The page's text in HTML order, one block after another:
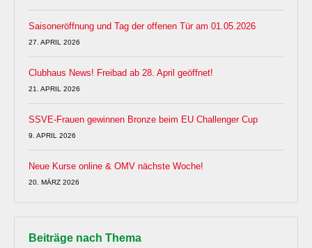
Saisoneröffnung und Tag der offenen Tür am 01.05.2026
27. APRIL 2026
Clubhaus News! Freibad ab 28. April geöffnet!
21. APRIL 2026
SSVE-Frauen gewinnen Bronze beim EU Challenger Cup
9. APRIL 2026
Neue Kurse online & OMV nächste Woche!
20. MÄRZ 2026
Beiträge nach Thema